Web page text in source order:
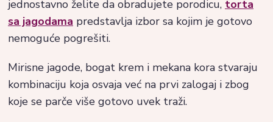
jednostavno želite da obradujete porodicu, torta
sa jagodama predstavlja izbor sa kojim je gotovo
nemoguće pogrešiti.
Mirisne jagode, bogat krem i mekana kora stvaraju
kombinaciju koja osvaja već na prvi zalogaj i zbog
koje se parče više gotovo uvek traži.